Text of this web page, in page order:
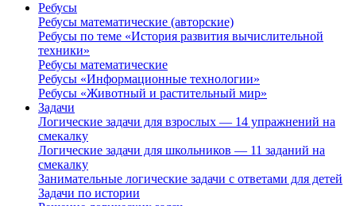
Ребусы
Ребусы математические (авторские)
Ребусы по теме «История развития вычислительной
техники»
Ребусы математические
Ребусы «Информационные технологии»
Ребусы «Животный и растительный мир»
Задачи
Логические задачи для взрослых — 14 упражнений на
смекалку
Логические задачи для школьников — 11 заданий на
смекалку
Занимательные логические задачи с ответами для детей
Задачи по истории